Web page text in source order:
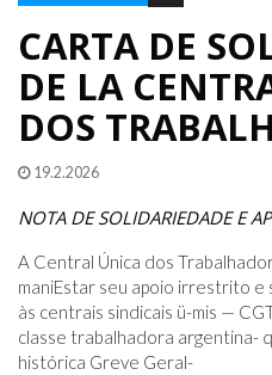
CARTA DE
DE LA
DOS
19.2.2026
NOTA DE SOLIDARIEDADE E
A Central Única dos
maniEstar seu apoio irrestrito
às centrais sindicais ü-mis —
classe trabalhadora argentina-
histórica Greve Geral-